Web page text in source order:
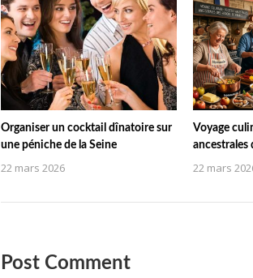
Organiser un cocktail dînatoire sur
une péniche de la Seine
22 mars 2026
Voyage
ancestrales
22 mars
Post Comment